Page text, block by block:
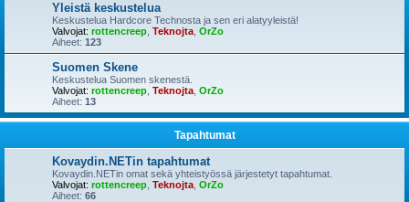
Yleistä keskustelua
Keskustelua Hardcore Technosta ja sen eri alatyyleistä!
Valvojat: rottencreep Teknojta OrZo
Aiheet: 123
Suomen Skene
Keskustelua Suomen skenestä.
Valvojat: rottencreep Teknojta OrZo
Aiheet: 13
Tapahtumat
Kovaydin.NETin tapahtumat
Kovaydin.NETin omat sekä yhteistyössä järjestetyt tapahtumat.
Valvojat: rottencreep Teknojta OrZo
Aiheet: 66